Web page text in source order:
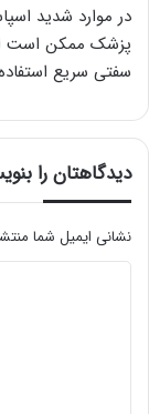
در موارد شدید
پزشک ممکن است
سفتی سریع
دیدگاهتان را
نشانی ایمیل شما